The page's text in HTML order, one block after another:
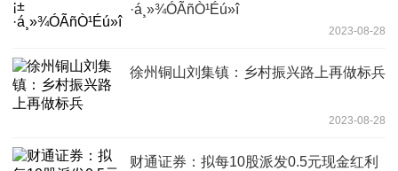
·á¸»¾ÓÃñÒ¹Éú»î
2023-08-28
徐州铜山刘集镇：乡村振兴路上再做标兵
2023-08-28
财通证券：拟每10股派发0.5元现金红利